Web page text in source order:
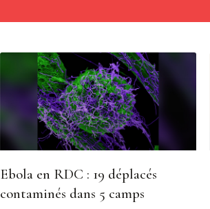
Ebola en RDC : 19 déplacés
contaminés dans 5 camps